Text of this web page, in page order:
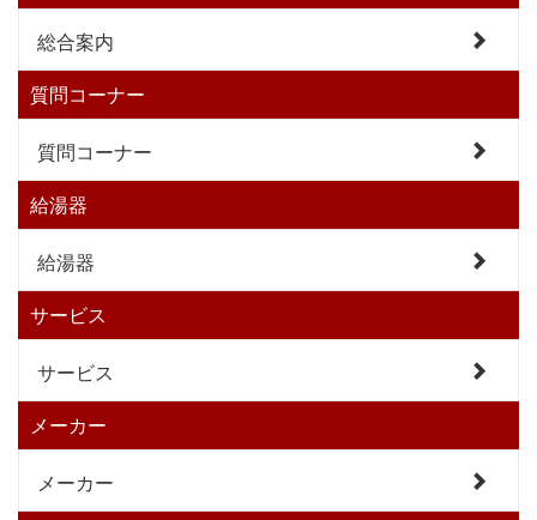
総合案内
質問コーナー
質問コーナー
給湯器
給湯器
サービス
サービス
メーカー
メーカー